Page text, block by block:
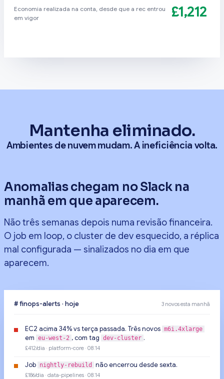
Economia realizada na conta, desde que a rec entrou
em vigor
£1,212
Mantenha eliminado.
Ambientes de nuvem mudam. A ineficiência volta.
Anomalias chegam no Slack na
manhã em que aparecem.
Não três semanas depois numa revisão financeira.
O job em loop, o cluster de dev esquecido, a réplica
mal configurada — sinalizados no dia em que
aparecem.
# finops-alerts · hoje 3 novos esta manhã
EC2 acima 34% vs terça passada. Três novos m6i.4xlarge
em eu-west-2 , com tag dev-cluster .
£412/dia · platform-core · 08:14
Job nightly-rebuild não encerrou desde sexta.
£186/dia · data-pipelines · 08:14